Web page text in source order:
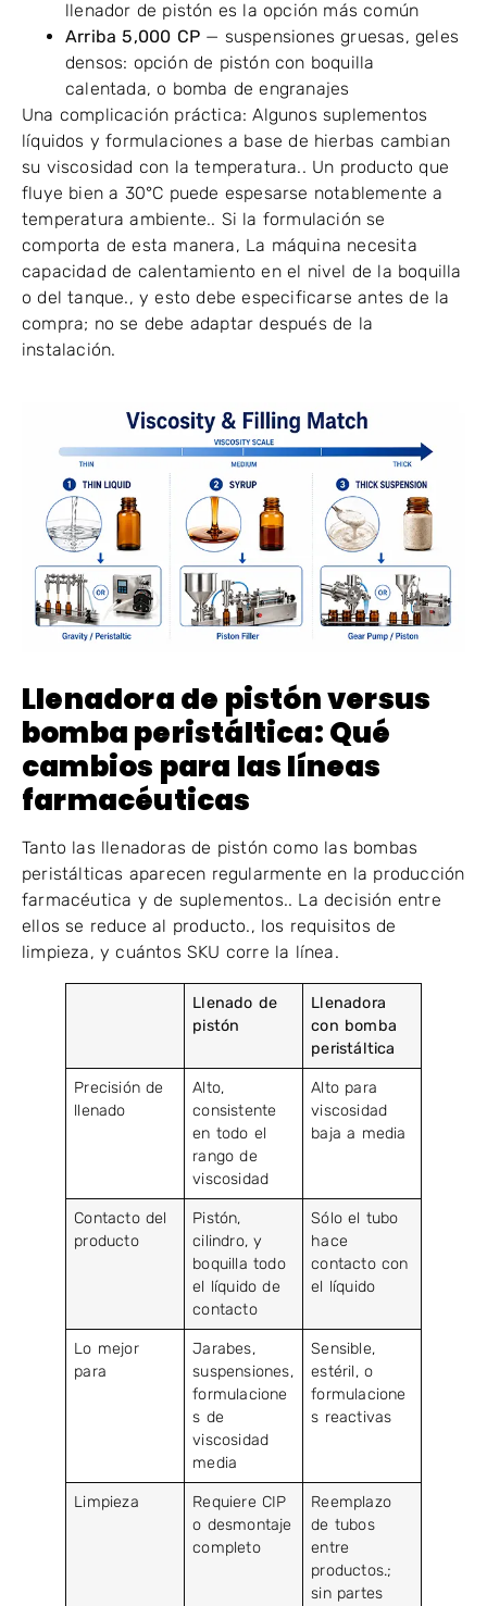
llenador de pistón es la opción más común
Arriba 5,000 CP — suspensiones gruesas, geles
densos: opción de pistón con boquilla
calentada, o bomba de engranajes
Una complicación práctica: Algunos suplementos
líquidos y formulaciones a base de hierbas cambian
su viscosidad con la temperatura.. Un producto que
fluye bien a 30°C puede espesarse notablemente a
temperatura ambiente.. Si la formulación se
comporta de esta manera, La máquina necesita
capacidad de calentamiento en el nivel de la boquilla
o del tanque., y esto debe especificarse antes de la
compra; no se debe adaptar después de la
instalación.
Llenadora de pistón versus
bomba peristáltica: Qué
cambios para las líneas
farmacéuticas
Tanto las llenadoras de pistón como las bombas
peristálticas aparecen regularmente en la producción
farmacéutica y de suplementos.. La decisión entre
ellos se reduce al producto., los requisitos de
limpieza, y cuántos SKU corre la línea.
Llenado de
pistón
Llenadora
con bomba
peristáltica
Precisión de
llenado
Alto,
consistente
en todo el
rango de
viscosidad
Alto para
viscosidad
baja a media
Contacto del
producto
Pistón,
cilindro, y
boquilla todo
el líquido de
contacto
Sólo el tubo
hace
contacto con
el líquido
Lo mejor
para
Jarabes,
suspensiones,
formulacione
s de
viscosidad
media
Sensible,
estéril, o
formulacione
s reactivas
Limpieza
Requiere CIP
o desmontaje
completo
Reemplazo
de tubos
entre
productos.;
sin partes